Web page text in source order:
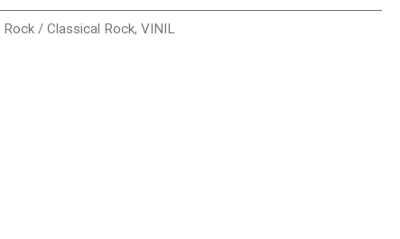
Rock / Classical Rock,VINIL